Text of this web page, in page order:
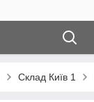
Склад Київ 1